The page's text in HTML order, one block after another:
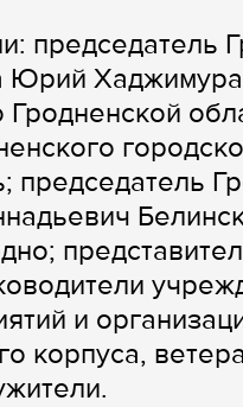
председатель
Юрий
и
корпуса,